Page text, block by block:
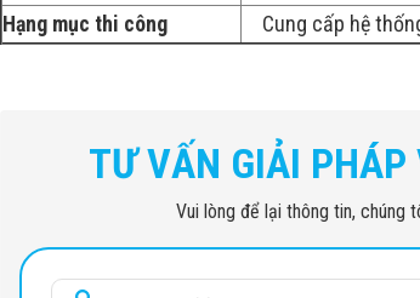
Hạng mục thi công
Cung cấp hệ
TƯ VẤN GIẢI
Vui lòng để lại thông tin, chúng